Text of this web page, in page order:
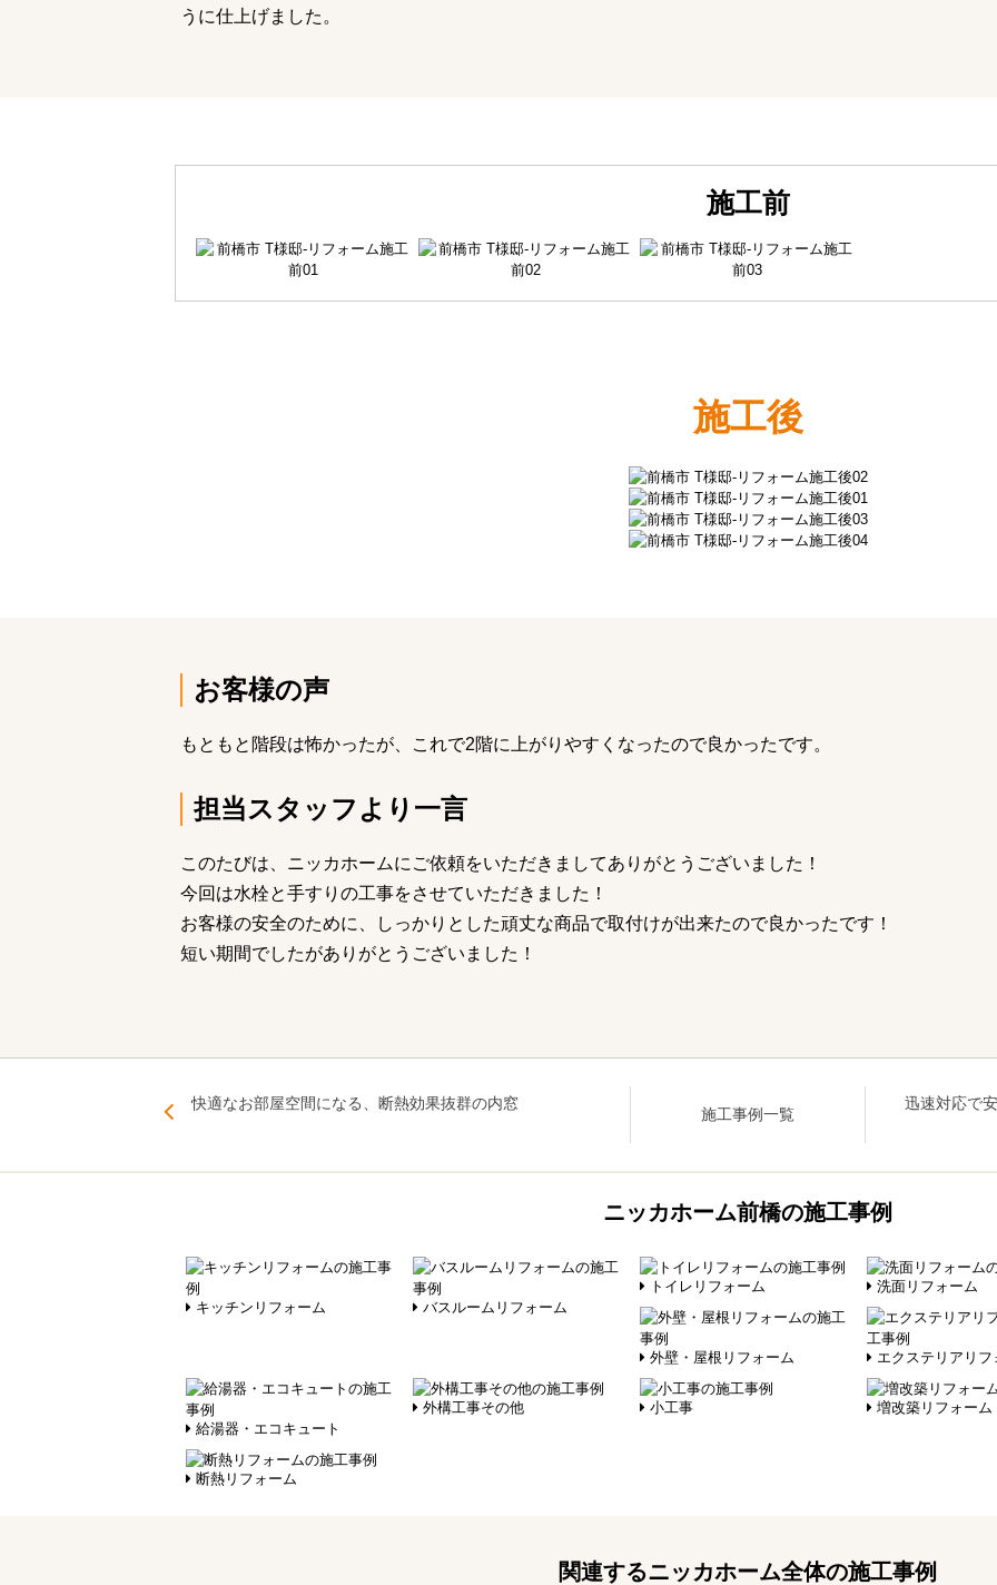
うに仕上げました。
施工前
施工後
お客様の声
もともと階段は怖かったが、これで2階に上がりやすくなったので良かったです。
担当スタッフより一言
このたびは、ニッカホームにご依頼をいただきましてありがとうございました！
今回は水栓と手すりの工事をさせていただきました！
お客様の安全のために、しっかりとした頑丈な商品で取付けが出来たので良かったです！
短い期間でしたがありがとうございました！
快適なお部屋空間になる、断熱効果抜群の内窓 迅速対応で
施工事例一覧
ニッカホーム前橋の施工事例
キッチンリフォーム バスルームリフォーム
トイレリフォーム 洗面リフォーム
外壁・屋根リフォーム エクステリアリフ
給湯器・エコキュート
外構工事その他 小工事 増改築リフォーム
断熱リフォーム
関連するニッカホーム全体の施工事例